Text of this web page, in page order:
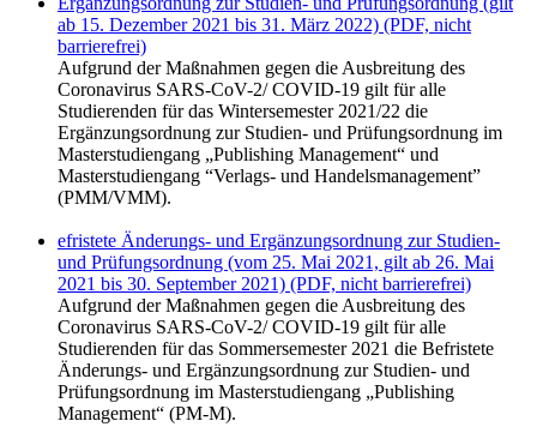
ab 15. Dezember 2021 bis 31. März 2022) (PDF, nicht
barrierefrei)
Aufgrund der Maßnahmen gegen die Ausbreitung des
Coronavirus SARS-CoV-2/ COVID-19 gilt für alle
Studierenden für das Wintersemester 2021/22 die
Ergänzungsordnung zur Studien- und Prüfungsordnung im
Masterstudiengang „Publishing Management“ und
Masterstudiengang “Verlags- und Handelsmanagement”
(PMM/VMM).
efristete Änderungs- und Ergänzungsordnung zur Studien-
und Prüfungsordnung (vom 25. Mai 2021, gilt ab 26. Mai
2021 bis 30. September 2021) (PDF, nicht barrierefrei)
Aufgrund der Maßnahmen gegen die Ausbreitung des
Coronavirus SARS-CoV-2/ COVID-19 gilt für alle
Studierenden für das Sommersemester 2021 die Befristete
Änderungs- und Ergänzungsordnung zur Studien- und
Prüfungsordnung im Masterstudiengang „Publishing
Management“ (PM-M).